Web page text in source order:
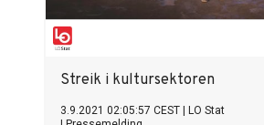
Streik i kultursektoren
3.9.2021 02:05:57 CEST
LO Stat